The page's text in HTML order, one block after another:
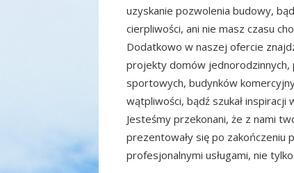
uzyskanie pozwolenia budowy,
cierpliwości, ani nie masz czasu
Dodatkowo w naszej ofercie
projekty domów
sportowych, budynków
wątpliwości, bądź szukał
Jesteśmy przekonani, że z nami
prezentowały się po zakończeniu
profesjonalnymi usługami, nie